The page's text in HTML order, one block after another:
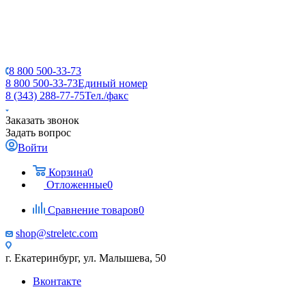
8 800 500-33-73
8 800 500-33-73Единый номер
8 (343) 288-77-75Тел./факс
Заказать звонок
Задать вопрос
Войти
Корзина0
Отложенные0
Сравнение товаров0
shop@streletc.com
г. Екатеринбург, ул. Малышева, 50
Вконтакте